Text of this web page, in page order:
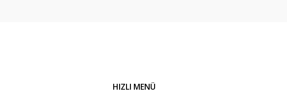
HIZLI MENÜ